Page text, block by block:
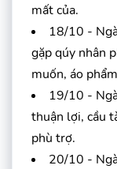
mất của.
18/10 -
gặp qúy nhân
muốn, áo
19/10 -
thuận lợi, cầu
phù trợ.
20/10 -